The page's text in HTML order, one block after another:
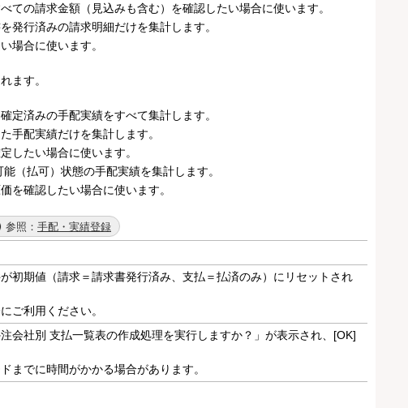
ての請求金額（見込みも含む）を確認したい場合に使います。
発行済みの請求明細だけを集計します。
場合に使います。
ます。
定済みの手配実績をすべて集計します。
手配実績だけを集計します。
したい場合に使います。
（払可）状態の手配実績を集計します。
を確認したい場合に使います。
手配・実績登録
初期値（請求＝請求書発行済み、支払＝払済のみ）にリセットされ
ご利用ください。
会社別 支払一覧表の作成処理を実行しますか？」が表示され、[OK]
までに時間がかかる場合があります。